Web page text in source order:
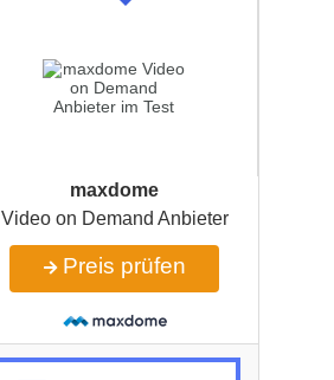
maxdome
Video on Demand Anbieter
Preis prüfen